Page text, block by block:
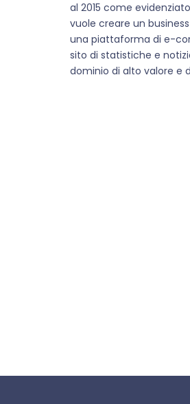
al 2015 come
vuole creare un
una piattaforma di e-
sito di statistiche e
dominio di alto valore e